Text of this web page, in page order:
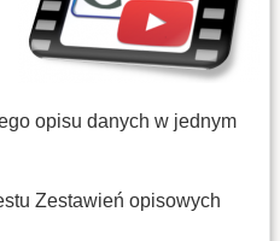
opisu danych w jednym
Zestawień opisowych